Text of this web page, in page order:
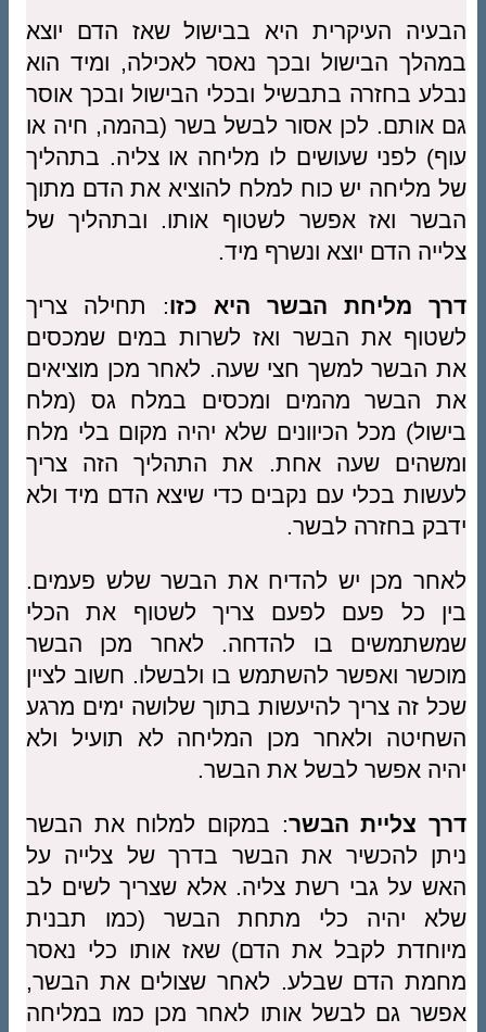
הבעיה העיקרית היא בבישול שאז הדם יוצא
במהלך הבישול ובכך נאסר לאכילה, ומיד הוא
נבלע בחזרה בתבשיל ובכלי הבישול ובכך אוסר
גם אותם. לכן אסור לבשל בשר (בהמה, חיה או
עוף) לפני שעושים לו מליחה או צליה. בתהליך
של מליחה יש כוח למלח להוציא את הדם מתוך
הבשר ואז אפשר לשטוף אותו. ובתהליך של
צלייה הדם יוצא ונשרף מיד.
דרך מליחת הבשר היא כזו: תחילה צריך
לשטוף את הבשר ואז לשרות במים שמכסים
את הבשר למשך חצי שעה. לאחר מכן מוציאים
את הבשר מהמים ומכסים במלח גס (מלח
בישול) מכל הכיוונים שלא יהיה מקום בלי מלח
ומשהים שעה אחת. את התהליך הזה צריך
לעשות בכלי עם נקבים כדי שיצא הדם מיד ולא
ידבק בחזרה לבשר.
לאחר מכן יש להדיח את הבשר שלש פעמים.
בין כל פעם לפעם צריך לשטוף את הכלי
שמשתמשים בו להדחה. לאחר מכן הבשר
מוכשר ואפשר להשתמש בו ולבשלו. חשוב לציין
שכל זה צריך להיעשות בתוך שלושה ימים מרגע
השחיטה ולאחר מכן המליחה לא תועיל ולא
יהיה אפשר לבשל את הבשר.
דרך צליית הבשר: במקום למלוח את הבשר
ניתן להכשיר את הבשר בדרך של צלייה על
האש על גבי רשת צליה. אלא שצריך לשים לב
שלא יהיה כלי מתחת הבשר (כמו תבנית
מיוחדת לקבל את הדם) שאז אותו כלי נאסר
מחמת הדם שבלע. לאחר שצולים את הבשר,
אפשר גם לבשל אותו לאחר מכן כמו במליחה